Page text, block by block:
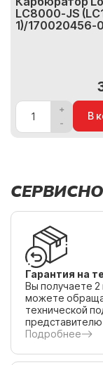
LC8000-JS
1)/170020456-
В
Гарантия на
Вы получаете 2
можете
технической
Подробнее